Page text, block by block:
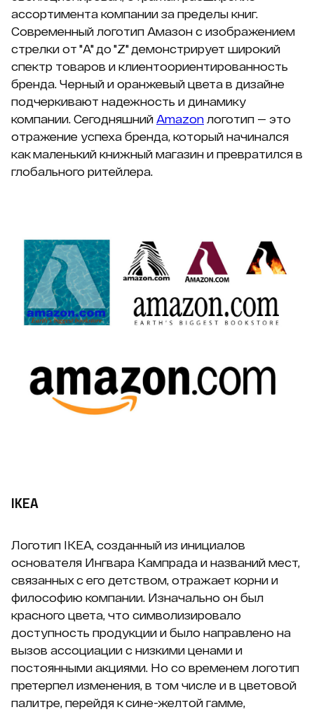
ассортимента компании за пределы книг.
Современный логотип Амазон с изображением
стрелки от "A" до "Z" демонстрирует широкий
спектр товаров и клиентоориентированность
бренда. Черный и оранжевый цвета в дизайне
подчеркивают надежность и динамику
компании. Сегодняшний Amazon логотип — это
отражение успеха бренда, который начинался
как маленький книжный магазин и превратился в
глобального ритейлера.
IKEA
Логотип IKEA, созданный из инициалов
основателя Ингвара Кампрада и названий мест,
связанных с его детством, отражает корни и
философию компании. Изначально он был
красного цвета, что символизировало
доступность продукции и было направлено на
вызов ассоциации с низкими ценами и
постоянными акциями. Но со временем логотип
претерпел изменения, в том числе и в цветовой
палитре, перейдя к сине-желтой гамме,